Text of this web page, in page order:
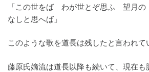
「この世をば わが世とぞ思ふ 望月
なしと思へば」
このような歌を道長は残したと言われて
藤原氏嫡流は道長以降も続いて、現在も